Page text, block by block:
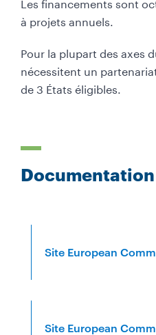
à projets annuels.
Pour la plupart des axes
nécessitent un
de 3 États éligibles.
Documentation
Site European
Site European